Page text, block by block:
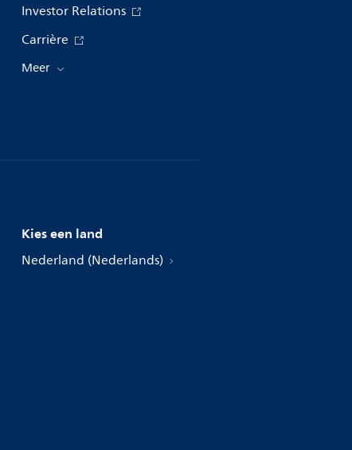
Investor Relations
Carrière
Meer
Kies een land
Nederland (Nederlands)